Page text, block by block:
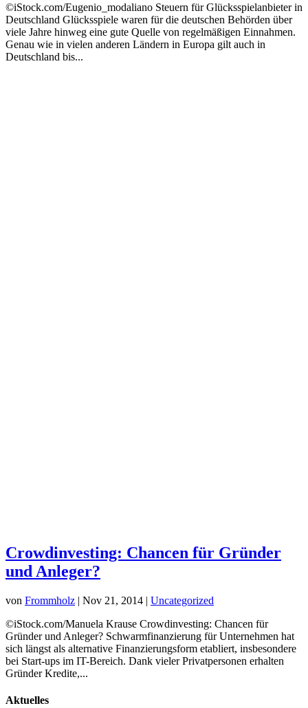
©iStock.com/Eugenio_modaliano Steuern für Glücksspielanbieter in
Deutschland Glücksspiele waren für die deutschen Behörden über
viele Jahre hinweg eine gute Quelle von regelmäßigen Einnahmen.
Genau wie in vielen anderen Ländern in Europa gilt auch in
Deutschland bis...
Crowdinvesting: Chancen für Gründer
und Anleger?
von Frommholz | Nov 21, 2014 | Uncategorized
©iStock.com/Manuela Krause Crowdinvesting: Chancen für
Gründer und Anleger? Schwarmfinanzierung für Unternehmen hat
sich längst als alternative Finanzierungsform etabliert, insbesondere
bei Start-ups im IT-Bereich. Dank vieler Privatpersonen erhalten
Gründer Kredite,...
Aktuelles